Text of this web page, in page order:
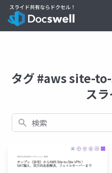
タグ #aws site-
ス
検索